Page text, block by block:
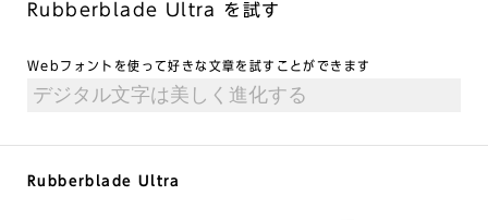
Rubberblade Ultra を試す
Webフォントを使って好きな文章を試すことができます
Rubberblade Ultra